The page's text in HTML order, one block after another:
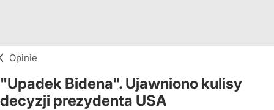
Opinie
"Upadek Bidena". Ujawniono kulisy
decyzji prezydenta USA